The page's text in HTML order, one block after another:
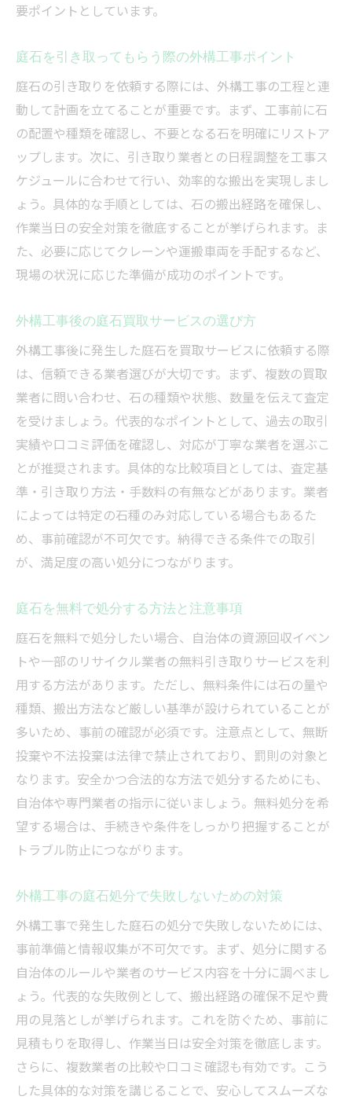
要ポイントとしています。
庭石を引き取ってもらう際の外構工事ポイント
庭石の引き取りを依頼する際には、外構工事の工程と連
動して計画を立てることが重要です。まず、工事前に石
の配置や種類を確認し、不要となる石を明確にリストア
ップします。次に、引き取り業者との日程調整を工事ス
ケジュールに合わせて行い、効率的な搬出を実現しまし
ょう。具体的な手順としては、石の搬出経路を確保し、
作業当日の安全対策を徹底することが挙げられます。ま
た、必要に応じてクレーンや運搬車両を手配するなど、
現場の状況に応じた準備が成功のポイントです。
外構工事後の庭石買取サービスの選び方
外構工事後に発生した庭石を買取サービスに依頼する際
は、信頼できる業者選びが大切です。まず、複数の買取
業者に問い合わせ、石の種類や状態、数量を伝えて査定
を受けましょう。代表的なポイントとして、過去の取引
実績や口コミ評価を確認し、対応が丁寧な業者を選ぶこ
とが推奨されます。具体的な比較項目としては、査定基
準・引き取り方法・手数料の有無などがあります。業者
によっては特定の石種のみ対応している場合もあるた
め、事前確認が不可欠です。納得できる条件での取引
が、満足度の高い処分につながります。
庭石を無料で処分する方法と注意事項
庭石を無料で処分したい場合、自治体の資源回収イベン
トや一部のリサイクル業者の無料引き取りサービスを利
用する方法があります。ただし、無料条件には石の量や
種類、搬出方法など厳しい基準が設けられていることが
多いため、事前の確認が必須です。注意点として、無断
投棄や不法投棄は法律で禁止されており、罰則の対象と
なります。安全かつ合法的な方法で処分するためにも、
自治体や専門業者の指示に従いましょう。無料処分を希
望する場合は、手続きや条件をしっかり把握することが
トラブル防止につながります。
外構工事の庭石処分で失敗しないための対策
外構工事で発生した庭石の処分で失敗しないためには、
事前準備と情報収集が不可欠です。まず、処分に関する
自治体のルールや業者のサービス内容を十分に調べまし
ょう。代表的な失敗例として、搬出経路の確保不足や費
用の見落としが挙げられます。これを防ぐため、事前に
見積もりを取得し、作業当日は安全対策を徹底します。
さらに、複数業者の比較や口コミ確認も有効です。こう
した具体的な対策を講じることで、安心してスムーズな